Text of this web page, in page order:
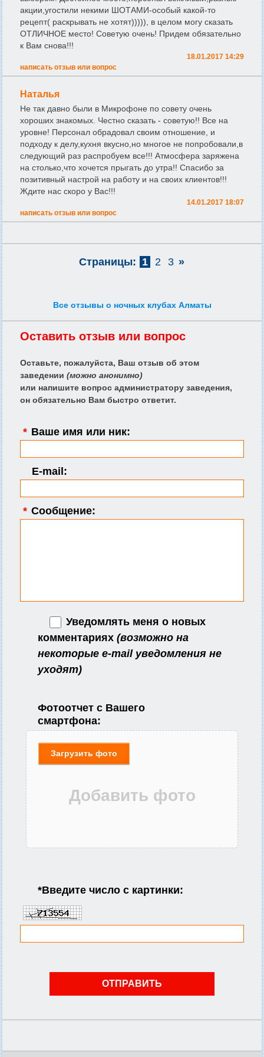
акции,угостили некими ШОТАМИ-особый какой-то
рецепт( раскрывать не хотят))))), в целом могу сказать
ОТЛИЧНОЕ место! Советую очень! Придем обязательно
к Вам снова!!!
18.01.2017 14:29
написать отзыв или вопрос
Наталья
Не так давно были в Микрофоне по совету очень
хороших знакомых. Честно сказать - советую!! Все на
уровне! Персонал обрадовал своим отношение, и
подходу к делу,кухня вкусно,но многое не попробовали,в
следующий раз распробуем все!!! Атмосфера заряжена
на столько,что хочется прыгать до утра!! Спасибо за
позитивный настрой на работу и на своих клиентов!!!
Ждите нас скоро у Вас!!!
14.01.2017 18:07
написать отзыв или вопрос
Страницы: 1 2 3 »
Все отзывы о ночных клубах Алматы
Оставить отзыв или вопрос
Оставьте, пожалуйста, Ваш отзыв об этом
заведении (можно анонимно)
или напишите вопрос администратору заведения,
он обязательно Вам быстро ответит.
* Ваше имя или ник:
E-mail:
* Сообщение:
Уведомлять меня о новых
комментариях (возможно на
некоторые e-mail уведомления не
уходят)
Фотоотчет с Вашего
смартфона:
Загрузить фото
*Введите число с картинки: